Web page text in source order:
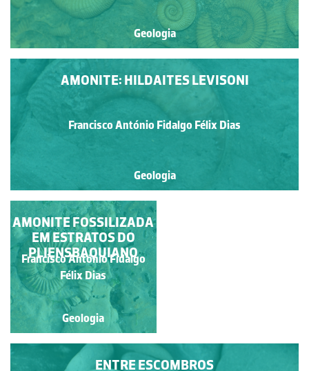
Geologia
AMONITE: HILDAITES LEVISONI
Francisco António Fidalgo Félix Dias
Geologia
NO INTERIOR DA
CONCHA DE UMA
AMONITE
Francisco António Fidalgo
Félix Dias
Geologia
ENTRE ESCOMBROS
AMONITE FOSSILIZADA
EM ESTRATOS DO
PLIENSBAQUIANO
Francisco António Fidalgo
Félix Dias
Geologia